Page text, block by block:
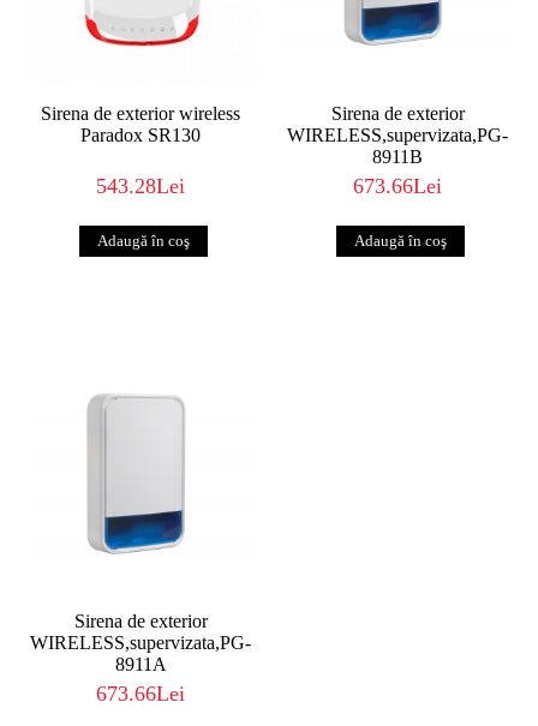
Sirena de exterior wireless
Paradox SR130
543.28Lei
Sirena de exterior
WIRELESS,supervizata,PG-
8911B
673.66Lei
Sirena de exterior
WIRELESS,supervizata,PG-
8911A
673.66Lei